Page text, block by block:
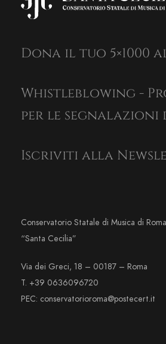
Dona il tuo 5×1000
Whistleblowing -
per le
Iscriviti alla
Conservatorio Statale di Musica di Roma
“Santa Cecilia”
Via dei Greci, 18 – 00187 – Roma
T. +39 0636096720
PEC: conservatorioroma@postecert.it